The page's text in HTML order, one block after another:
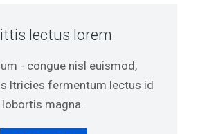
lectus lorem
- congue nisl euismod,
ltricies fermentum lectus id
lobortis magna.